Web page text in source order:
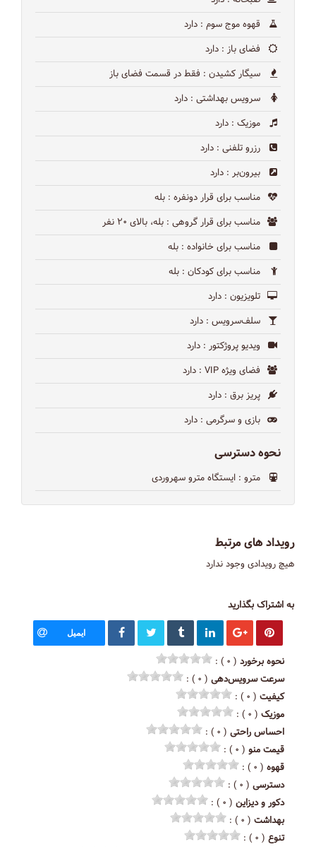
قهوه موج سوم : دارد
فضای باز : دارد
سیگار کشیدن : فقط در قسمت فضای باز
سرویس بهداشتی : دارد
موزیک : دارد
رزرو تلفنی : دارد
بیرون‌بر : دارد
مناسب برای قرار دونفره : بله
مناسب برای قرار گروهی : بله، بالای ۲۰ نفر
مناسب برای خانواده : بله
مناسب برای کودکان : بله
تلویزیون : دارد
سلف‌سرویس : دارد
ویدیو پروژکتور : دارد
فضای ویژه VIP
: دارد
پریز برق : دارد
بازی و سرگرمی : دارد
نحوه دسترسی
مترو : ایستگاه مترو سهروردی
رویداد های مرتبط
هیچ رویدادی وجود ندارد
به اشتراک بگذارید
ایمیل
نحوه برخورد ( ۰ ) :
سرعت سرویس‌دهی ( ۰ ) :
کیفیت ( ۰ ) :
موزیک ( ۰ ) :
احساس راحتی ( ۰ ) :
قیمت منو ( ۰ ) :
قهوه ( ۰ ) :
دسترسی ( ۰ ) :
دکور و دیزاین ( ۰ ) :
بهداشت ( ۰ ) :
تنوع ( ۰ ) :